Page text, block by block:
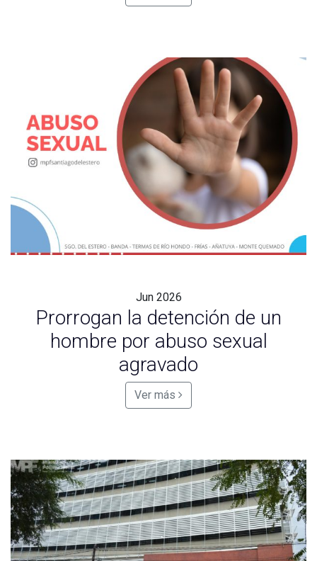
Jun 2026
Prorrogan la detención de un
hombre por abuso sexual
agravado
Ver más